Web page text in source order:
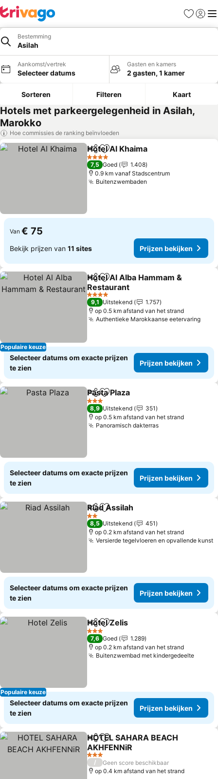
Favorieten
Bestemming
Asilah
Aankomst/vertrek
Selecteer datums
Gasten en kamers
2 gasten, 1 kamer
Sorteren Filteren Kaart
Hotels met parkeergelegenheid in Asilah,
Marokko
Hoe commissies de ranking beïnvloeden
DelenToevoegen aan favorieten
Hotel Al Khaima
4 Sterren
7,5 Goed
1.408
0.9 km vanaf Stadscentrum
Buitenzwembaden
Van € 75
Bekijk prijzen van 11 sites Prijzen bekijken
Populaire keuze
DelenToevoegen aan favorieten
Hotel Al Alba Hammam &
Restaurant
Prijzen bekijken
4 Sterren
9,1 Uitstekend
1.757
op 0.5 km afstand van het strand
Authentieke Marokkaanse eetervaring
Selecteer datums om exacte prijzen
te zien
Prijzen bekijken
DelenToevoegen aan favorieten
Pasta Plaza
3 Sterren
8,9 Uitstekend
351
op 0.5 km afstand van het strand
Panoramisch dakterrasPrijzen bekijken
Selecteer datums om exacte prijzen
te zien
Prijzen bekijken
DelenToevoegen aan favorieten
Riad Assilah
2 Sterren
8,5 Uitstekend
451
op 0.2 km afstand van het strand
Versierde tegelvloeren en opvallende kunst
Selecteer datums om exacte prijzen
te zien
Prijzen bekijken
Populaire keuze
DelenToevoegen aan favorieten
Hotel Zelis
3 Sterren
7,6 Goed
1.289
op 0.2 km afstand van het strand
Buitenzwembad met kindergedeelte
Selecteer datums om exacte prijzen
te zien
Prijzen bekijken
DelenToevoegen aan favorieten
HOTEL SAHARA BEACH
AKHFENNiR
Prijzen bekijken
3 Sterren
/
Geen score beschikbaar
op 0.4 km afstand van het strand